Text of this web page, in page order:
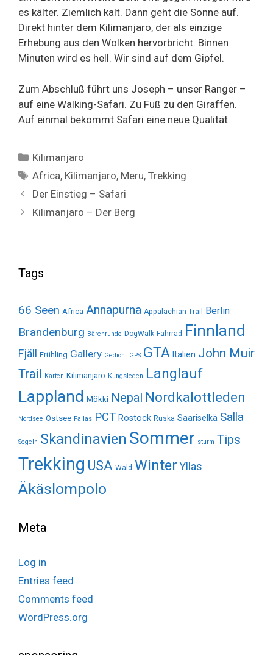
es kälter. Ziemlich kalt. Dann geht die Sonne auf.
Direkt hinter dem Kilimanjaro, der als einzige
Erhebung aus den Wolken hervorbricht. Binnen
Minuten wird es hell. Wir sind auf dem Gipfel.
Zum Abschluß führt uns Joseph – unser Ranger –
auf eine Walking-Safari. Zu Fuß zu den Giraffen.
Auf einmal bekommt Safari eine neue Qualität.
Categories
Kilimanjaro
Tags
Africa, Kilimanjaro, Meru,Trekking
Der Einstieg – Safari
Kilimanjaro – Der Berg
Tags
66 Seen Africa Annapurna Appalachian Trail Berlin
Brandenburg Bärenrunde DogWalk Fahrrad Finnland
Fjäll Frühling Gallery Gedicht GPS GTA Italien John Muir
Trail Karten Kilimanjaro Kungsleden Langlauf
Lappland Mökki Nepal Nordkalottleden
Nordsee Ostsee Pallas PCT Rostock Ruska Saariselkä Salla
Segeln Skandinavien Sommer sturm Tips
Trekking USA Wald Winter Yllas
Äkäslompolo
Meta
Log in
Entries feed
Comments feed
WordPress.org